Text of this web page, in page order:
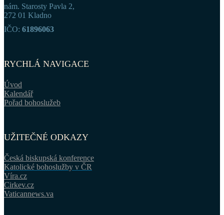
nám. Starosty Pavla 2,
272 01 Kladno
IČO: 61896063
RYCHLÁ NAVIGACE
Úvod
Kalendář
Pořad bohoslužeb
UŽITEČNÉ ODKAZY
Česká biskupská konference
Katolické bohoslužby v ČR
Víra.cz
Cirkev.cz
Vaticannews.va